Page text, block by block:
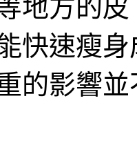
地方的
快速瘦
的影響